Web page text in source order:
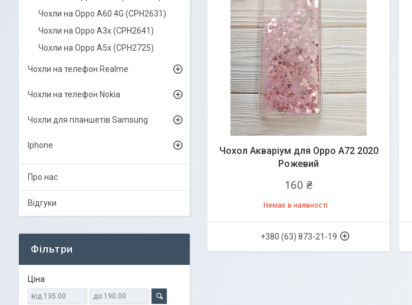
Чохол Акваріум для Oppo A72 2020
Рожевий
160 ₴
Немає в наявності
+380 (63) 873-21-19
Чохли на Oppo A60 4G (CPH2631)
Чохли на Oppo A3x (CPH2641)
Чохли на Oppo A5x (CPH2725)
Чохли на телефон Realme
Чохли на телефон Nokia
Чохли для планшетів Samsung
Iphone
Про нас
Відгуки
Фільтри
Ціна